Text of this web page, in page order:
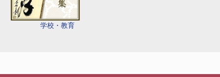
学校・教育